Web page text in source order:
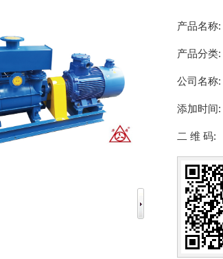
产品名称:
产品分类:
公司名称:
添加时间:
二 维 码: